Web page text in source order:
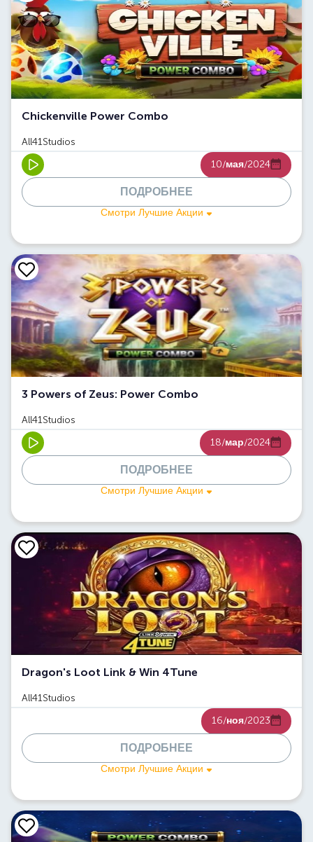
Chickenville Power Combo
All41Studios
10/мая/2024
ПОДРОБНЕЕ
Смотри Лучшие Акции
3 Powers of Zeus: Power Combo
All41Studios
18/мар/2024
ПОДРОБНЕЕ
Смотри Лучшие Акции
Dragon's Loot Link & Win 4Tune
All41Studios
16/ноя/2023
ПОДРОБНЕЕ
Смотри Лучшие Акции